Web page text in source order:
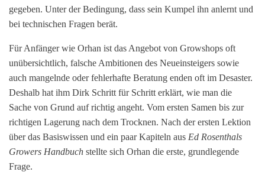
gegeben. Unter der Bedingung, dass sein Kumpel ihn anlernt und
bei technischen Fragen berät.
Für Anfänger wie Orhan ist das Angebot von Growshops oft
unübersichtlich, falsche Ambitionen des Neueinsteigers sowie
auch mangelnde oder fehlerhafte Beratung enden oft im Desaster.
Deshalb hat ihm Dirk Schritt für Schritt erklärt, wie man die
Sache von Grund auf richtig angeht. Vom ersten Samen bis zur
richtigen Lagerung nach dem Trocknen. Nach der ersten Lektion
über das Basiswissen und ein paar Kapiteln aus Ed Rosenthals
Growers Handbuch stellte sich Orhan die erste, grundlegende
Frage.